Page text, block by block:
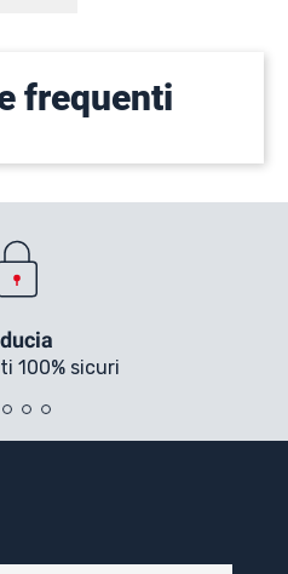
frequenti
100% sicuri